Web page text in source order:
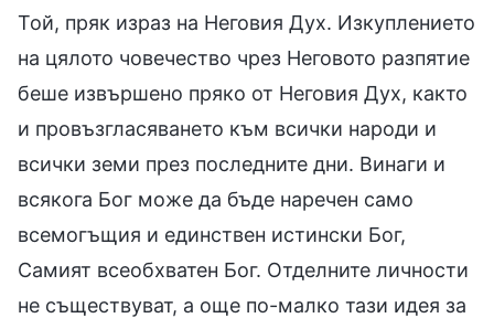
Той, пряк израз на Неговия Дух. Изкуплението
на цялото човечество чрез Неговото разпятие
беше извършено пряко от Неговия Дух, както
и провъзгласяването към всички народи и
всички земи през последните дни. Винаги и
всякога Бог може да бъде наречен само
всемогъщия и единствен истински Бог,
Самият всеобхватен Бог. Отделните личности
не съществуват, а още по-малко тази идея за